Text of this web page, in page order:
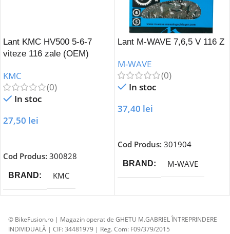
Lant KMC HV500 5-6-7
viteze 116 zale (OEM)
KMC
(0)
In stoc
27,50 lei
Cod Produs: 300828
BRAND KMC
Lant M-WAVE 7,6,5 V 116 Z
M-WAVE
(0)
In stoc
37,40 lei
Cod Produs: 301904
BRAND M-WAVE
© BikeFusion.ro | Magazin operat de GHETU M.GABRIEL ÎNTREPRINDERE
INDIVIDUALĂ | CIF: 34481979 | Reg. Com: F09/379/2015